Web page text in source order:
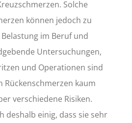
Solche
können jedoch zu
im Beruf und
Untersuchungen,
und Operationen sind
Rückenschmerzen kaum
verschiedene Risiken.
deshalb einig, dass sie sehr